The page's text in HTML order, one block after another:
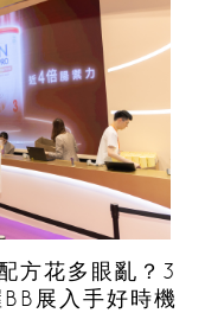
方花多眼亂？3
展入手好時機